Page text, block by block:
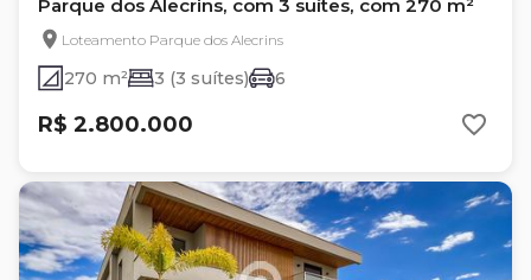
Parque dos Alecrins, com 3 suítes, com 270 m²
Loteamento Parque dos Alecrins
270 m² 3 (3 suítes) 6
R$ 2.800.000